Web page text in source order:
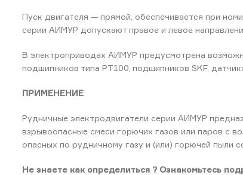
Пуск двигателя — прямой, обеспечивается при
серии АИМУР допускают правое и левое
В электроприводах АИМУР предусмотрена
подшипников типа РТ100, подшипников SKF,
ПРИМЕНЕНИЕ
Рудничные электродвигатели серии АИМУР
взрывоопасные смеси горючих газов или паров с
опасных по рудничному газу и (или) горючей пыли
Не знаете как определиться ? Ознакомьтесь